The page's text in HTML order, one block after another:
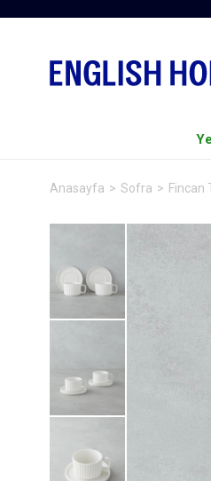
Anasayfa Sofra Fincan